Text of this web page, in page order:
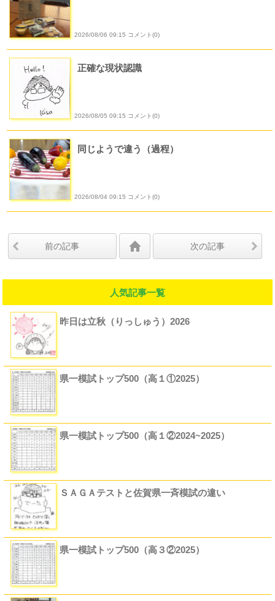
2026/08/06 09:15 コメント(0)
正確な現状認識
2026/08/05 09:15 コメント(0)
同じようで違う（過程）
2026/08/04 09:15 コメント(0)
前の記事 次の記事
人気記事一覧
昨日は立秋（りっしゅう）2026
県一模試トップ500（高１①2025）
県一模試トップ500（高１②2024~2025）
ＳＡＧＡテストと佐賀県一斉模試の違い
県一模試トップ500（高３②2025）